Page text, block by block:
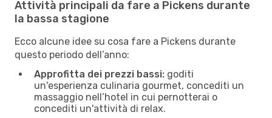
Attività principali da fare a Pickens durante
la bassa stagione
Ecco alcune idee su cosa fare a Pickens durante
questo periodo dell’anno:
Approfitta dei prezzi bassi: goditi
un'esperienza culinaria gourmet, concediti un
massaggio nell’hotel in cui pernotterai o
concediti un'attività di relax.